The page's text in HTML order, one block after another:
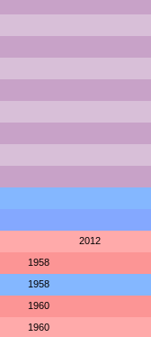
2012
1958
1958
1960
1960